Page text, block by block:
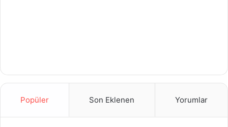
Popüler Son Eklenen Yorumlar